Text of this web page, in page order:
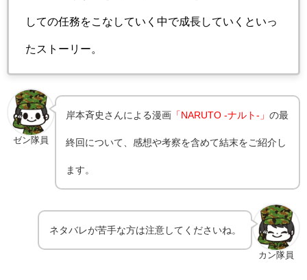
しての任務をこなしていく中で成長していくといっ
たストーリー。
ゼン隊員
岸本斉史さんによる漫画 「NARUTO -ナルト-」の最
終回について、感想や考察を含めて結末をご紹介し
ます。
カン隊員
ネタバレが苦手な方は注意してくださいね。